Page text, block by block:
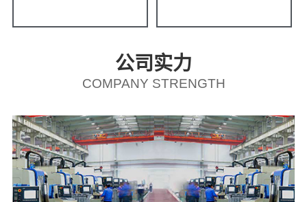
公司实力
COMPANY STRENGTH